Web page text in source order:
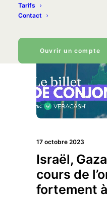
Tarifs
Contact
Ouvrir un compte
17 octobre 2023
Israël,
cours de
fortement